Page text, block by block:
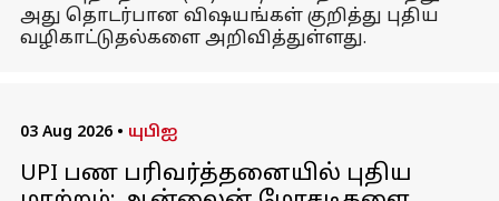
அது தொடர்பான விஷயங்கள் குறித்து புதிய
வழிகாட்டுதல்களை அறிவித்துள்ளது.
03 Aug 2026 • யுபிஐ
UPI பண பரிவர்த்தனையில் புதிய